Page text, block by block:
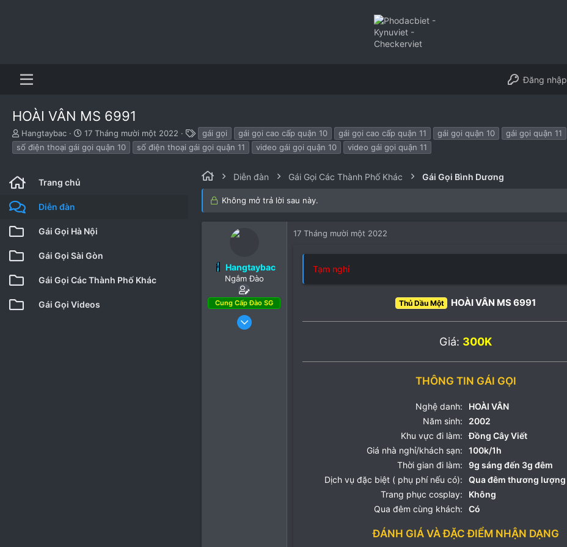
Đăng nhập
HOÀI VÂN MS 6991
B
ắ
t
ầ
u
Hangtaybac
N
g
à
u
17 Tháng mười một 2022
h
ẻ
gái gọi gái gọi cao cấp quận 10 gái gọi cao cấp quận 11 gái gọi quận 10 gái gọi quận 11
số điện thoại gái gọi quận 10
số điện thoại gái gọi quận 11 video gái gọi quận 10 video gái gọi quận 11
Trang chủ
Diễn đàn
Gái Gọi Hà Nội
Gái Gọi Sài Gòn
Gái Gọi Các Thành Phố Khác
Gái Gọi Videos
Diễn đàn Gái Gọi Các Thành Phố Khác Gái Gọi Bình Dương
Không mở trả lời sau này.
Hangtaybac
Ngắm Đào
Cung Cấp Đào SG
17 Tháng mười một 2022
Tạm nghỉ
Thủ Dầu Một HOÀI VÂN MS 6991
Giá: 300K
THÔNG TIN GÁI GỌI
Nghệ danh:
HOÀI VÂN
Năm sinh:
2002
Khu vực đi làm:
Đồng Cây Viết
Giá nhà nghỉ/khách sạn:
100k/1h
Thời gian đi làm:
9g sáng đến 3g đêm
Dịch vụ đặc biệt ( phụ phí nếu có):
Qua đêm thương lượng
Trang phục cosplay:
Không
Qua đêm cùng khách:
Có
ĐÁNH GIÁ VÀ ĐẶC ĐIỂM NHẬN DẠNG